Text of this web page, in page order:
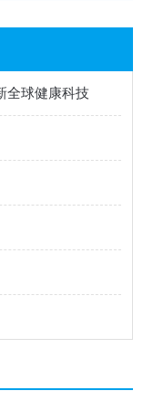
全球健康科技